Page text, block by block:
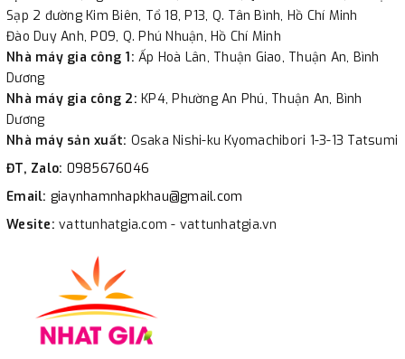
Sạp 2 đường Kim Biên, Tổ 18, P13, Q. Tân Bình, Hồ Chí Minh
Đào Duy Anh, P09, Q. Phú Nhuận, Hồ Chí Minh
Nhà máy gia công 1: Ấp Hoà Lân, Thuận Giao, Thuận An, Bình
Dương
Nhà máy gia công 2: KP4, Phường An Phú, Thuận An, Bình
Dương
Nhà máy sản xuất: Osaka Nishi-ku Kyomachibori 1-3-13 Tatsumi
ĐT, Zalo: 0985676046
Email: giaynhamnhapkhau@gmail.com
Wesite: vattunhatgia.com - vattunhatgia.vn